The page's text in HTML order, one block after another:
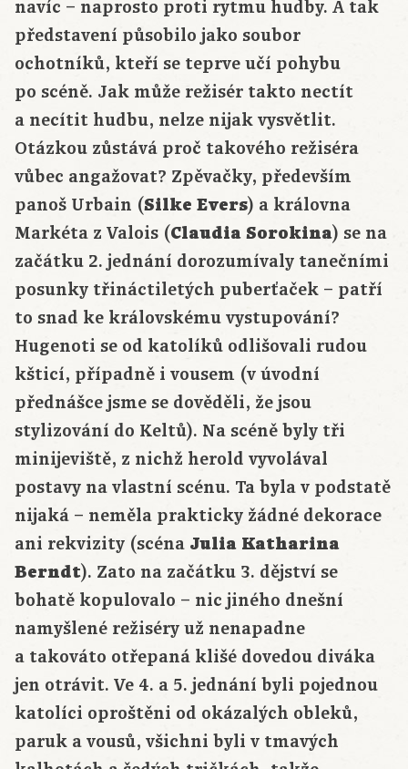
navíc – naprosto proti rytmu hudby. A tak
představení působilo jako soubor
ochotníků, kteří se teprve učí pohybu
po scéně. Jak může režisér takto nectít
a necítit hudbu, nelze nijak vysvětlit.
Otázkou zůstává proč takového režiséra
vůbec angažovat? Zpěvačky, především
panoš Urbain (Silke Evers) a královna
Markéta z Valois (Claudia Sorokina) se na
začátku 2. jednání dorozumívaly tanečními
posunky třináctiletých puberťaček – patří
to snad ke královskému vystupování?
Hugenoti se od katolíků odlišovali rudou
kšticí, případně i vousem (v úvodní
přednášce jsme se dověděli, že jsou
stylizování do Keltů). Na scéně byly tři
minijeviště, z nichž herold vyvolával
postavy na vlastní scénu. Ta byla v podstatě
nijaká – neměla prakticky žádné dekorace
ani rekvizity (scéna Julia Katharina
Berndt). Zato na začátku 3. dějství se
bohatě kopulovalo – nic jiného dnešní
namyšlené režiséry už nenapadne
a takováto otřepaná klišé dovedou diváka
jen otrávit. Ve 4. a 5. jednání byli pojednou
katolíci oproštěni od okázalých obleků,
paruk a vousů, všichni byli v tmavých